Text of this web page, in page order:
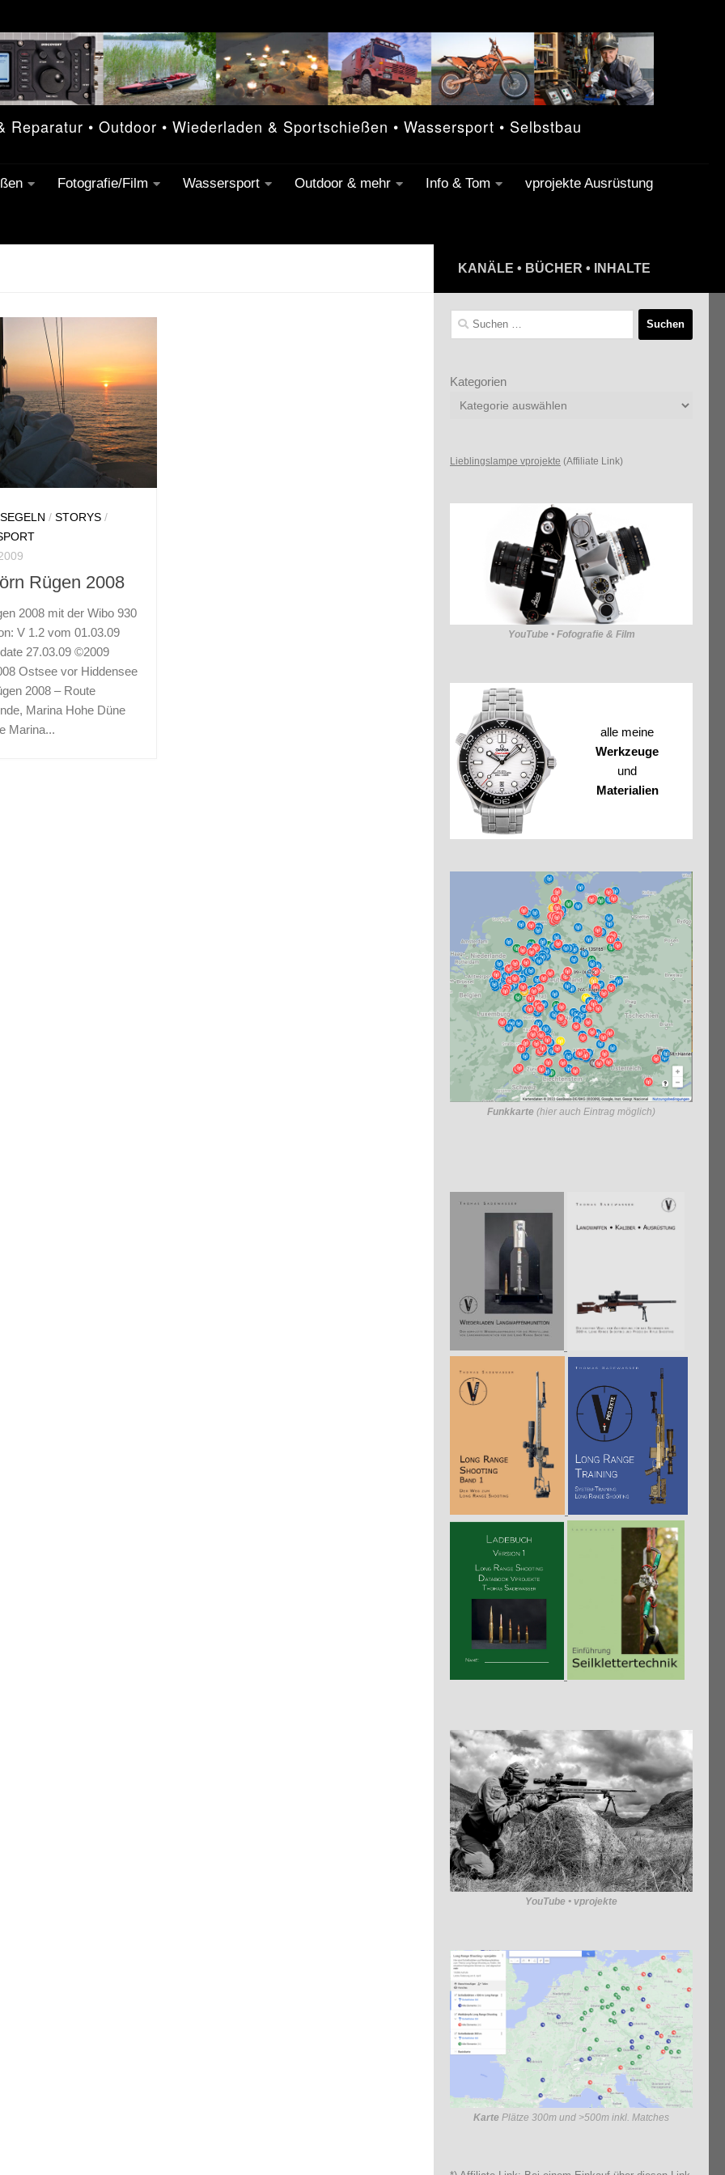
Reparatur • Outdoor • Wiederladen & Sportschießen • Wassersport • Selbstbau
Fotografie/Film Wassersport Outdoor & mehr Info & Tom vprojekte Ausrüstung
SEGELN /STORYS /
Rügen 2008
2008 mit der Wibo 930
V 1.2 vom 01.03.09
27.03.09 ©2009
Ostsee vor Hiddensee
2008 – Route
Marina Hohe Düne
Marina...
KANÄLE • BÜCHER • INHALTE
Suchen
nach:
Kategorien
Lieblingslampe vprojekte (Affiliate Link)
YouTube • Fofografie & Film
alle meine
Werkzeuge
und
Materialien
Funkkarte (hier auch Eintrag möglich)
YouTube • vprojekte
Karte Plätze 300m und >500m inkl. Matches